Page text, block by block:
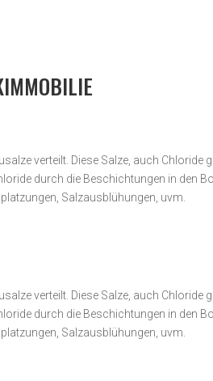
verteilt. Diese Salze, auch
durch die Beschichtungen in den
Salzausblühungen, uvm.
verteilt. Diese Salze, auch
durch die Beschichtungen in den
Salzausblühungen, uvm.